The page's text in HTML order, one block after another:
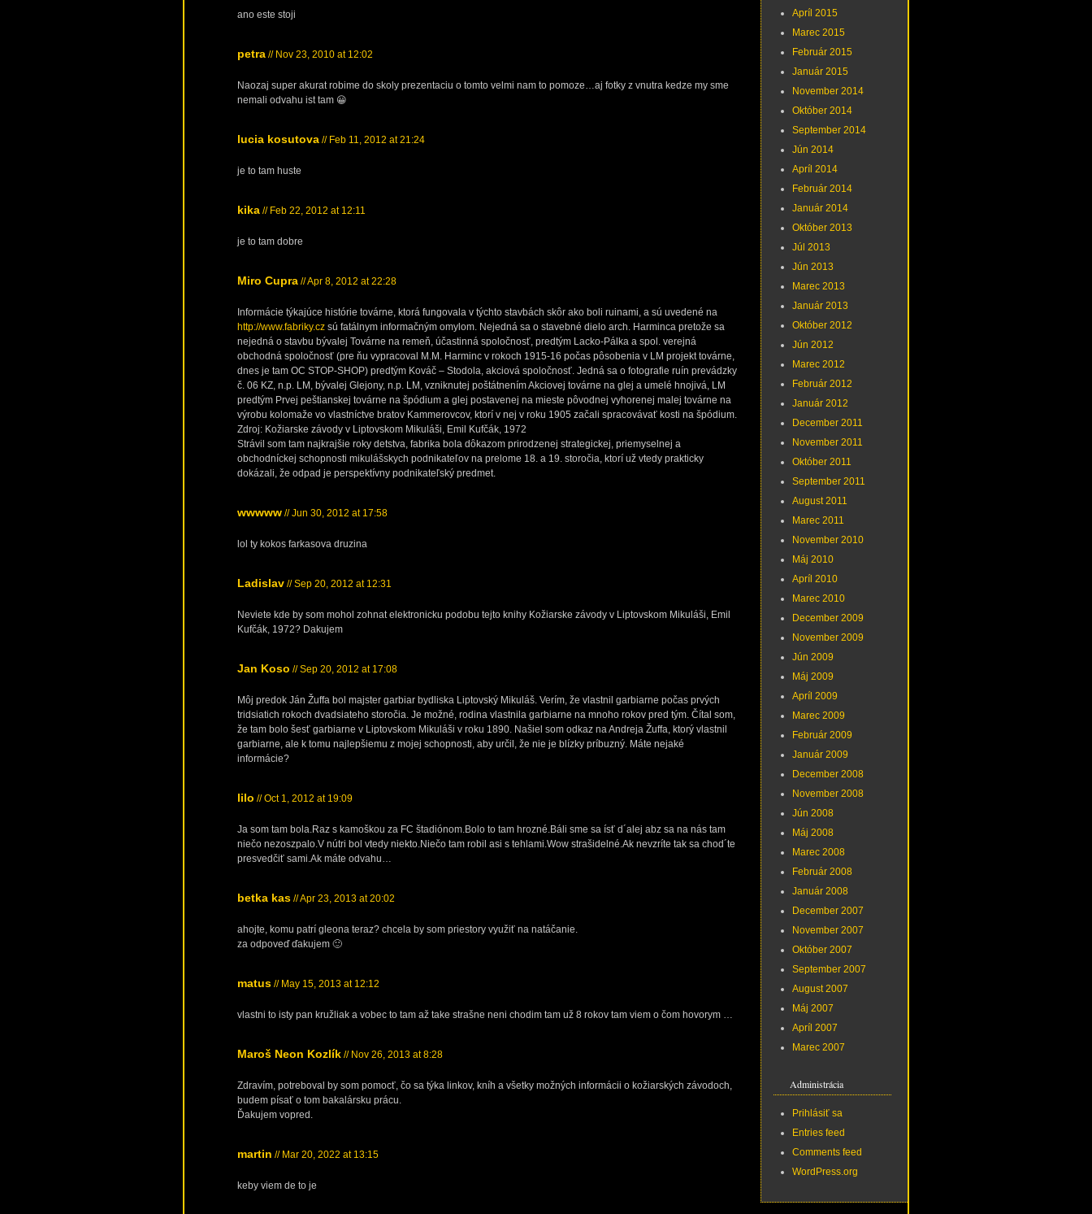
ano este stoji
petra // Nov 23, 2010 at 12:02
Naozaj super akurat robime do skoly prezentaciu o tomto velmi nam to pomoze…aj fotky z vnutra kedze my sme
nemali odvahu ist tam 😀
lucia kosutova // Feb 11, 2012 at 21:24
je to tam huste
kika // Feb 22, 2012 at 12:11
je to tam dobre
Miro Cupra // Apr 8, 2012 at 22:28
Informácie týkajúce histórie továrne, ktorá fungovala v týchto stavbách skôr ako boli ruinami, a sú uvedené na
http://www.fabriky.cz sú fatálnym informačným omylom. Nejedná sa o stavebné dielo arch. Harminca pretože sa
nejedná o stavbu bývalej Továrne na remeň, účastinná spoločnosť, predtým Lacko-Pálka a spol. verejná
obchodná spoločnosť (pre ňu vypracoval M.M. Harminc v rokoch 1915-16 počas pôsobenia v LM projekt továrne,
dnes je tam OC STOP-SHOP) predtým Kováč – Stodola, akciová spoločnosť. Jedná sa o fotografie ruín prevádzky
č. 06 KZ, n.p. LM, bývalej Glejony, n.p. LM, vzniknutej poštátnením Akciovej továrne na glej a umelé hnojivá, LM
predtým Prvej peštianskej továrne na špódium a glej postavenej na mieste pôvodnej vyhorenej malej továrne na
výrobu kolomaže vo vlastníctve bratov Kammerovcov, ktorí v nej v roku 1905 začali spracovávať kosti na špódium.
Zdroj: Kožiarske závody v Liptovskom Mikuláši, Emil Kufčák, 1972
Strávil som tam najkrajšie roky detstva, fabrika bola dôkazom prirodzenej strategickej, priemyselnej a
obchodníckej schopnosti mikulášskych podnikateľov na prelome 18. a 19. storočia, ktorí už vtedy prakticky
dokázali, že odpad je perspektívny podnikateľský predmet.
wwwww // Jun 30, 2012 at 17:58
lol ty kokos farkasova druzina
Ladislav // Sep 20, 2012 at 12:31
Neviete kde by som mohol zohnat elektronicku podobu tejto knihy Kožiarske závody v Liptovskom Mikuláši, Emil
Kufčák, 1972? Dakujem
Jan Koso // Sep 20, 2012 at 17:08
Môj predok Ján Žuffa bol majster garbiar bydliska Liptovský Mikuláš. Verím, že vlastnil garbiarne počas prvých
tridsiatich rokoch dvadsiateho storočia. Je možné, rodina vlastnila garbiarne na mnoho rokov pred tým. Čítal som,
že tam bolo šesť garbiarne v Liptovskom Mikuláši v roku 1890. Našiel som odkaz na Andreja Žuffa, ktorý vlastnil
garbiarne, ale k tomu najlepšiemu z mojej schopnosti, aby určil, že nie je blízky príbuzný. Máte nejaké
informácie?
lilo // Oct 1, 2012 at 19:09
Ja som tam bola.Raz s kamoškou za FC štadiónom.Bolo to tam hrozné.Báli sme sa ísť d´alej abz sa na nás tam
niečo nezoszpalo.V nútri bol vtedy niekto.Niečo tam robil asi s tehlami.Wow strašidelné.Ak nevzríte tak sa chod´te
presvedčiť sami.Ak máte odvahu…
betka kas // Apr 23, 2013 at 20:02
ahojte, komu patrí gleona teraz? chcela by som priestory využiť na natáčanie.
za odpoveď ďakujem 🙂
matus // May 15, 2013 at 12:12
vlastni to isty pan kružliak a vobec to tam až take strašne neni chodim tam už 8 rokov tam viem o čom hovorym …
Maroš Neon Kozlík // Nov 26, 2013 at 8:28
Zdravím, potreboval by som pomocť, čo sa týka linkov, kníh a všetky možných informácii o kožiarských závodoch,
budem písať o tom bakalársku prácu.
Ďakujem vopred.
martin // Mar 20, 2022 at 13:15
keby viem de to je
Apríl 2015
Marec 2015
Február 2015
Január 2015
November 2014
Október 2014
September 2014
Jún 2014
Apríl 2014
Február 2014
Január 2014
Október 2013
Júl 2013
Jún 2013
Marec 2013
Január 2013
Október 2012
Jún 2012
Marec 2012
Február 2012
Január 2012
December 2011
November 2011
Október 2011
September 2011
August 2011
Marec 2011
November 2010
Máj 2010
Apríl 2010
Marec 2010
December 2009
November 2009
Jún 2009
Máj 2009
Apríl 2009
Marec 2009
Február 2009
Január 2009
December 2008
November 2008
Jún 2008
Máj 2008
Marec 2008
Február 2008
Január 2008
December 2007
November 2007
Október 2007
September 2007
August 2007
Máj 2007
Apríl 2007
Marec 2007
Administrácia
Prihlásiť sa
Entries feed
Comments feed
WordPress.org